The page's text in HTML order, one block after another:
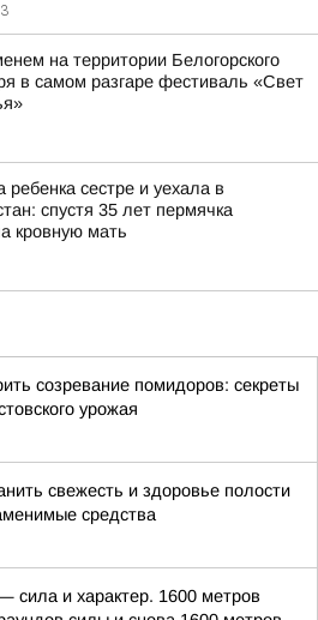
на территории Белогорского
в самом разгаре фестиваль «Свет
ребенка сестре и уехала в
спустя 35 лет пермячка
кровную мать
созревание помидоров: секреты
урожая
свежесть и здоровье полости
средства
сила и характер. 1600 метров